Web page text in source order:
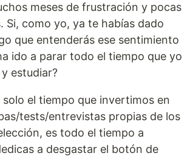
meses de frustración y pocas
Si, como yo, ya te habías dado
que entenderás ese sentimiento
ido a parar todo el tiempo que yo
estudiar?
solo el tiempo que invertimos en
tests/entrevistas propias de los
es todo el tiempo a
a desgastar el botón de